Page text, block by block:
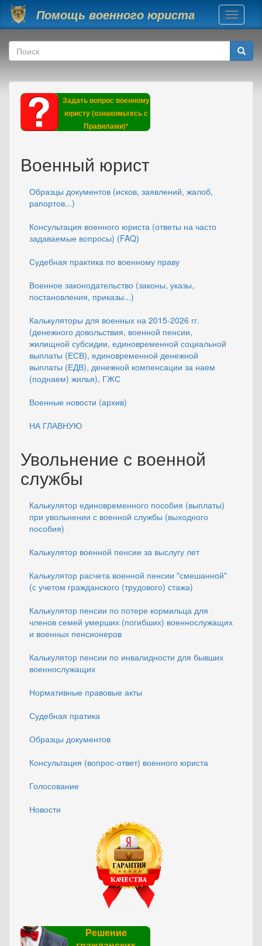
Перейти к основному содержанию
Помощь военного юриста
Toggle
Форма поиска
Поиск
Задать вопрос военному
юристу (ознакомьтесь с
Правилами)*
Военный юрист
Образцы документов (исков, заявлений, жалоб,
рапортов...)
Консультация военного юриста (ответы на часто
задаваемые вопросы) (FAQ)
Судебная практика по военному праву
Военное законодательство (законы, указы,
постановления, приказы...)
Калькуляторы для военных на 2015-2026 гг.
(денежного довольствия, военной пенсии,
жилищной субсидии, единовременной социальной
выплаты (ЕСВ), единовременной денежной
выплаты (ЕДВ), денежной компенсации за наем
(поднаем) жилья), ГЖС
Военные новости (архив)
НА ГЛАВНУЮ
Увольнение с военной
службы
Калькулятор единовременного пособия (выплаты)
при увольнении с военной службы (выходного
пособия)
Калькулятор военной пенсии за выслугу лет
Калькулятор расчета военной пенсии "смешанной"
(с учетом гражданского (трудового) стажа)
Калькулятор пенсии по потере кормильца для
членов семей умерших (погибших) военнослужащих
и военных пенсионеров
Калькулятор пенсии по инвалидности для бывших
военнослужащих
Нормативные правовые акты
Судебная пратика
Образцы документов
Консультация (вопрос-ответ) военного юриста
Голосование
Новости
Решение